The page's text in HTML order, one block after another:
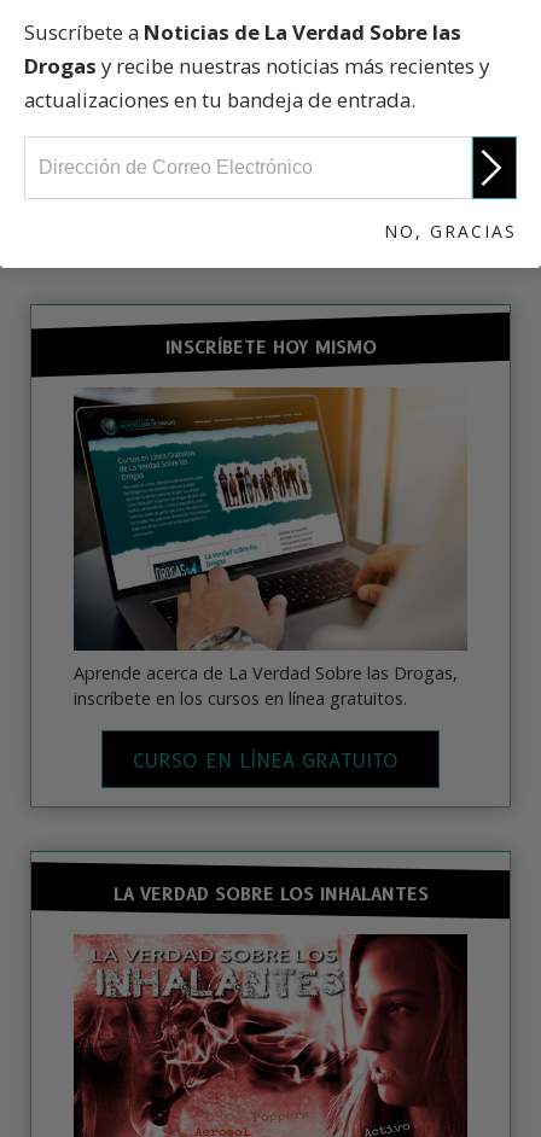
La Verdad sobre las Drogas
INSCRÍBETE HOY MISMO
Aprende acerca de La Verdad Sobre las Drogas,
inscríbete en los cursos en línea gratuitos.
CURSO EN LÍNEA GRATUITO
LA VERDAD SOBRE LOS INHALANTES
Suscríbete a Noticias de La Verdad Sobre las
Drogas y recibe nuestras noticias más recientes y
actualizaciones en tu bandeja de entrada.
NO, GRACIAS